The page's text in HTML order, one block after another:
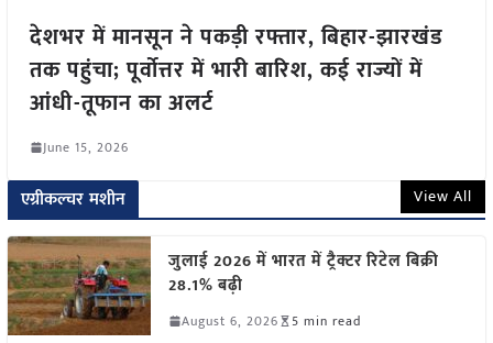
देशभर में मानसून ने पकड़ी रफ्तार, बिहार-झारखंड
तक पहुंचा; पूर्वोत्तर में भारी बारिश, कई राज्यों में
आंधी-तूफान का अलर्ट
June 15, 2026
एग्रीकल्चर मशीन View All
जुलाई 2026 में भारत में ट्रैक्टर रिटेल बिक्री
28.1% बढ़ी
August 6, 2026 5 min read